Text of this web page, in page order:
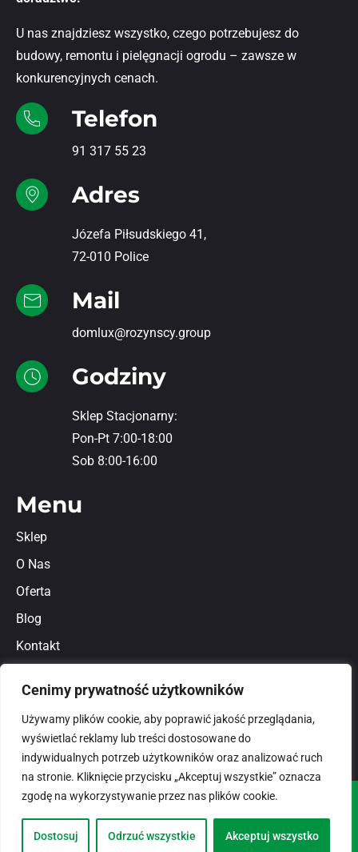
Cenimy prywatność użytkowników
Używamy plików cookie, aby poprawić jakość przeglądania,
wyświetlać reklamy lub treści dostosowane do
indywidualnych potrzeb użytkowników oraz analizować ruch
na stronie. Kliknięcie przycisku „Akceptuj wszystkie” oznacza
zgodę na wykorzystywanie przez nas plików cookie.
Dostosuj Odrzuć wszystkie Akceptuj wszystko
U nas znajdziesz wszystko, czego potrzebujesz do
budowy, remontu i pielęgnacji ogrodu – zawsze w
konkurencyjnych cenach.
Telefon
91 317 55 23
Adres
Józefa Piłsudskiego 41,
72-010 Police
Mail
domlux@rozynscy.group
Godziny
Sklep Stacjonarny:
Pon-Pt 7:00-18:00
Sob 8:00-16:00
Menu
Sklep
O Nas
Oferta
Blog
Kontakt
Polityka prywatności
© 2026domlux.plZaprojektowany przez:
Dotspice.com Sp. z o.o.